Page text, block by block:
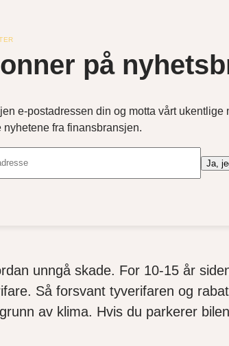
på
e-postadressen din og motta vårt ukentlige
nyhetene fra finansbransjen.
Ja,
unngå skade. For 10-15 år
Så forsvant tyverifaren og
av klima. Hvis du parkerer